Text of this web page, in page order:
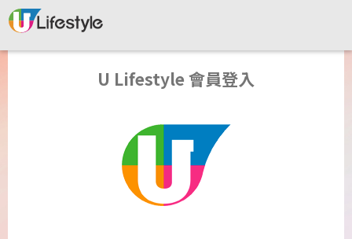
U Lifestyle 會員登入